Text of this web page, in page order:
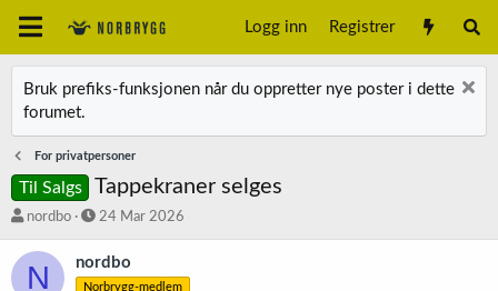
Logg inn Registrer
Bruk prefiks-funksjonen når du oppretter nye poster i dette
forumet.
For privatpersoner
Til Salgs Tappekraner selges
T
å
d
nordbo
S
a
r
24 Mar 2026
N nordbo
Norbrygg-medlem